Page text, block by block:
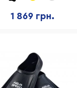
1 869 грн.